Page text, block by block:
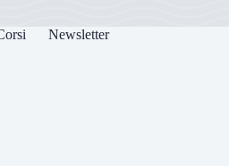
Newsletter